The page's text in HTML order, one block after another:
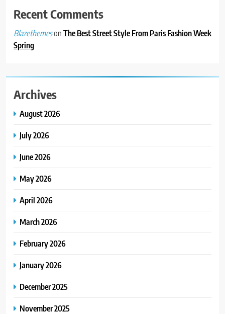
Recent Comments
BlazethemesonThe Best Street Style From Paris Fashion Week
Spring
Archives
August 2026
July 2026
June 2026
May 2026
April 2026
March 2026
February 2026
January 2026
December 2025
November 2025